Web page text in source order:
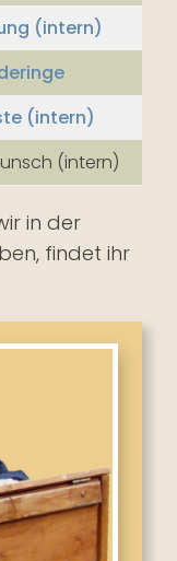
(intern)
(intern)
(intern)
in der
findet ihr